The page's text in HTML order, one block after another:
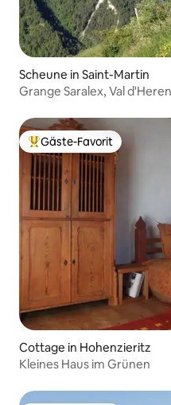
Scheune in Saint-Martin
Grange Saralex, Val
Beliebter Gäste-Favorit.
Gäste-Favorit
Cottage in Hohenzieritz
Kleines Haus im Grünen